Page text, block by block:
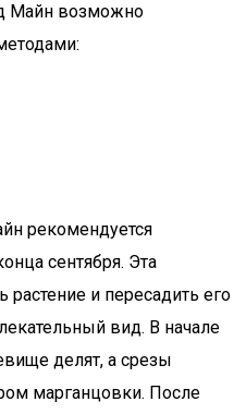
Майн возможно
рекомендуется
сентября. Эта
и пересадить его
вид. В начале
делят, а срезы
марганцовки. После